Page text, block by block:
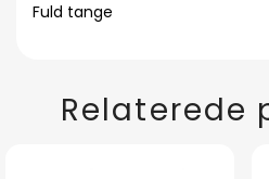
Fuld tange
Relaterede